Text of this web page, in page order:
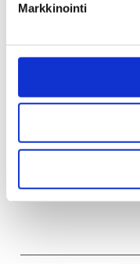
Markkinointi